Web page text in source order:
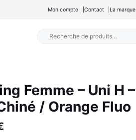
Mon compte Contact La marque
Recherche
Femme – Uni H –
/ Orange Fluo